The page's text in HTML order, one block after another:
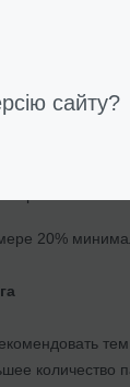
20%
количество
сайту?